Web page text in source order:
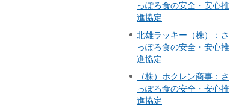
っぽろ食の安全・安心推
進協定
北雄ラッキー（株）：さ
っぽろ食の安全・安心推
進協定
（株）ホクレン商事：さ
っぽろ食の安全・安心推
進協定